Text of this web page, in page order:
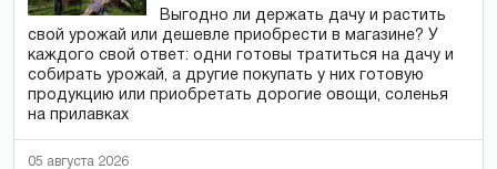
Выгодно ли держать дачу и растить
свой урожай или дешевле приобрести в магазине? У
каждого свой ответ: одни готовы тратиться на дачу и
собирать урожай, а другие покупать у них готовую
продукцию или приобретать дорогие овощи, соленья
на прилавках
05 августа 2026